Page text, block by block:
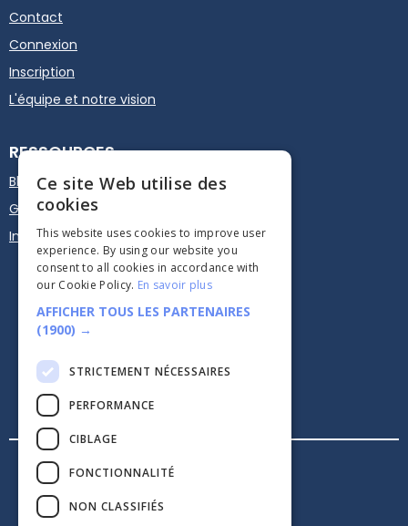
Contact
Connexion
Inscription
L'équipe et notre vision
RESSOURCES
Blog
Guide d'utilisation
Intégrez sur votre site
Mentions légales
Ce site Web utilise des
cookies
This website uses cookies to improve user
experience. By using our website you
consent to all cookies in accordance with
our Cookie Policy. En savoir plus
AFFICHER TOUS LES PARTENAIRES
(1900) →
STRICTEMENT NÉCESSAIRES
PERFORMANCE
CIBLAGE
FONCTIONNALITÉ
NON CLASSIFIÉS